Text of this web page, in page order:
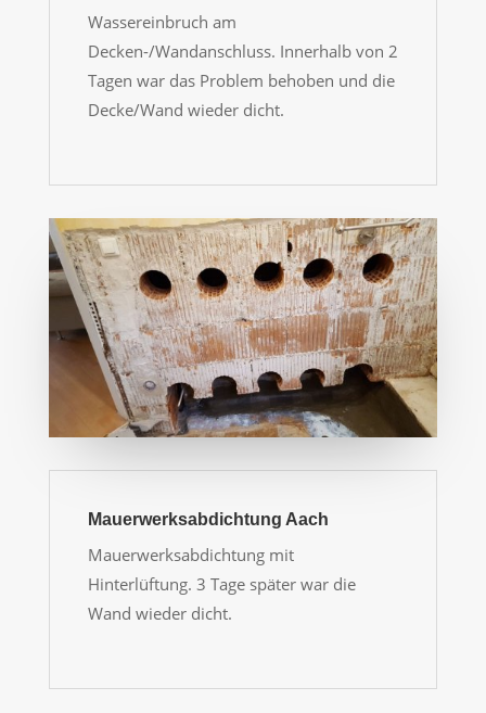
Wassereinbruch am
Decken-/Wandanschluss. Innerhalb von 2
Tagen war das Problem behoben und die
Decke/Wand wieder dicht.
Mauerwerksabdichtung Aach
Mauerwerksabdichtung mit
Hinterlüftung. 3 Tage später war die
Wand wieder dicht.